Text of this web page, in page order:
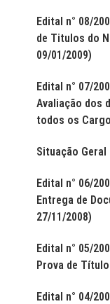
Edital n° 08/
de Titulos do
09/01/2009)
Edital n° 07/
Avaliação dos
todos os
Situação Geral
Edital n° 06/
Entrega de
27/11/2008)
Edital n° 05/
Prova de
Edital n° 04/